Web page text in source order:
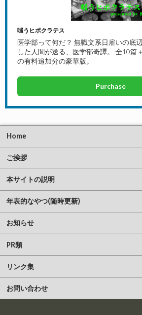
嗤うヒポクラテス
医学部って何だ？ 無職文系日雇いの底
した人間が送る、医学部奇譚。 全10篇
の有料追加分の豪華版。
Purchase
Home
ご挨拶
本サイトの説明
年表的なやつ(随時更新)
お知らせ
PR類
リンク集
お問い合わせ